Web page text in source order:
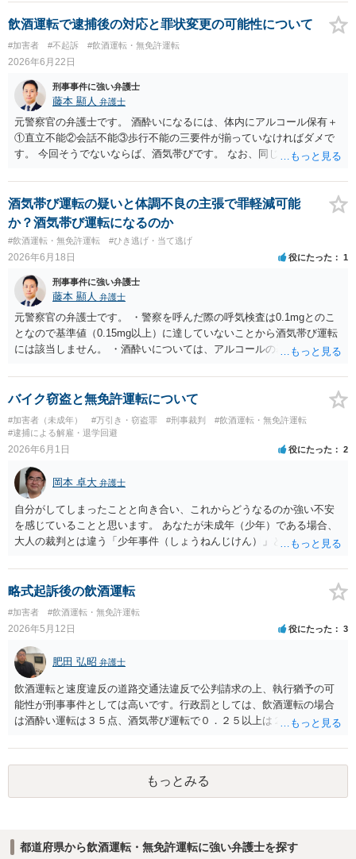
飲酒運転で逮捕後の対応と罪状変更の可能性について
#加害者 #不起訴 #飲酒運転・無免許運転
2026年6月22日
刑事事件に強い弁護士
藤本 顯人 弁護士
元警察官の弁護士です。 酒酔いになるには、体内にアルコール保有＋
①直立不能②会話不能③歩行不能の三要件が揃っていなければダメで
す。 今回そうでないならば、酒気帯びです。 なお、同じ事実なので、
事案です。
酒気帯び運転の疑いと体調不良の主張で罪軽減可能
か？酒気帯び運転になるのか
#飲酒運転・無免許運転 #ひき逃げ・当て逃げ
2026年6月18日 役にたった 1
刑事事件に強い弁護士
藤本 顯人 弁護士
元警察官の弁護士です。 ・警察を呼んだ際の呼気検査は0.1mgとのこ
となので基準値（0.15mg以上）に達していないことから酒気帯び運転
には該当しません。 ・酒酔いについては、アルコールの基準値は関係
とも、酒酔いはハードルが高く、アルコールの体内保有に加えて、
【直立不能・会話不能・歩行不能の３要件】が必要であり、この立証
は通常は鑑識活動（現場において実施される）により行われます。で
すが、この点が立証できないことや、その後の体調不良などで失神し
ている点も、運転当時から時間が乖離しており、やはり運転当時の酒
た事情を前提とすると事件にならないものと思われます。 なお参考で
すが、同乗者についても運転者に違反が成立しない以上、同乗罪も成
立しません（運転手に酒酔いまたは酒気帯びが成立することが前提な
ので）。
バイク窃盗と無免許運転について
#加害者（未成年） #万引き・窃盗罪 #刑事裁判
#飲酒運転・無免許運転
#逮捕による解雇・退学回避
2026年6月1日 役にたった 2
岡本 卓大 弁護士
自分がしてしまったことと向き合い、これからどうなるのか強い不安
を感じていることと思います。 あなたが未成年（少年）である場合、
大人の裁判とは違う「少年事件（しょうねんじけん）」という特別な
すく解説しますね。 1. 今すぐ「逮捕」される可能性は低い すでに警
察に自分の身元を明かし、1度目の取り調べにも素直に応じている状態
です。警察からすれば「逃げたり証拠を隠したりする心配が低い」と
判断されるため、今さら突然逮捕される可能性はかなり低いです。 今
後は、逮捕されないまま捜査が進む「在宅事件（ざいたくじけん）」
として、警察や検察から再び呼び出しを受けて取り調べが進むケース
が大半です。 2. どんな罪になり、どんな処分（罰）になる？ 今回は
「盗品等譲受罪（盗まれたバイクと知りながら買った罪）」と「無免
許運転」の両方の非行（ひこう）について処分を考えていくことにな
ります。 未成年の場合、大人 のように「一発で罰金何万円」といった
罰ではなく、最終的に家庭裁判所の少年審判で処分が決まります。 初
犯（初めての警察沙汰）の場合: しっかりと反省していれば、「保護観
察（ほごかんさつ）」（少年院には行かず、保護司さんの面接を受け
ながら社会で更生する処分）や「不処分（処分なし）」で済む可能性
が十分にあります。 少年院に行く可能性は？: 今回が初めてで、取り
ること 一番大切なのは、「二度と同じ過ちを繰り返さない」という反
略式起訴後の飲酒運転
#加害者 #飲酒運転・無免許運転
2026年5月12日 役にたった 3
肥田 弘昭 弁護士
飲酒運転と速度違反の道路交通法違反で公判請求の上、執行猶予の可
能性が刑事事件としては高いです。行政罰としては、飲酒運転の場合
は酒酔い運転は３５点、酒気帯び運転で０．２５以上は２５点、未満
気帯び運転の場合は加算・例えば０，２５未満の場合19点等）の場
合、酒酔いか酒気帯び運転かで点数が異なります。ご参考にしてくだ
もっとみる
都道府県から飲酒運転・無免許運転に強い弁護士を探す